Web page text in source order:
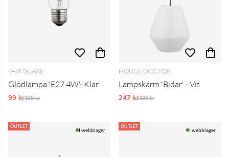
FAIR GLARE
Glödlampa 'E27 4W'- Klar
99 krOrdinarie pris:
199 kr
HOUSE DOCTOR
Lampskärm 'Bidar' - Vit
247 krOrdinarie pris:
399 kr
OUTLET
I webblager
OUTLET
I webblager